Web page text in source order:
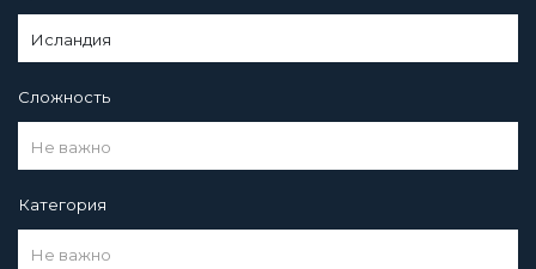
Исландия
Сложность
Не важно
Категория
Не важно